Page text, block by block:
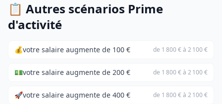
📋 Autres scénarios Prime
d'activité
💰votre salaire augmente de 100 € de 1 800 € à 2 100 €
💵votre salaire augmente de 200 € de 1 800 € à 2 100 €
🚀votre salaire augmente de 400 € de 1 800 € à 2 100 €